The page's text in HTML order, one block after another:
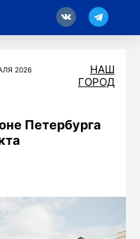
2026
НАШ
ГОРОД
Петербурга